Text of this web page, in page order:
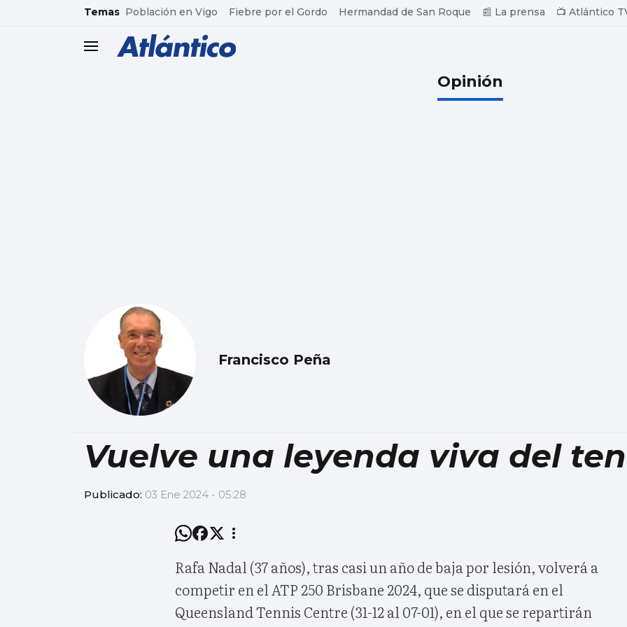
common.go-to-content
Temas Población en Vigo Fiebre por el Gordo Hermandad de San Roque 📰 La prensa 📺 Atlántico
header.menu.open
Opinión
Francisco Peña
Vuelve una leyenda viva del
Publicado: 03 Ene 2024 - 05:28
Rafa Nadal (37 años), tras casi un año de baja por lesión, volverá a
competir en el ATP 250 Brisbane 2024, que se disputará en el
Queensland Tennis Centre (31-12 al 07-01), en el que se repartirán